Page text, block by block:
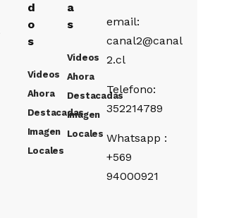
d
o
s
Videos
Ahora
Destacadas
Imagen
Locales
a
s
Videos
Ahora
Destacadas
Imagen
Locales
email:
canal2@canal
2.cl
Telefono:
352214789
Whatsapp :
+569
94000921